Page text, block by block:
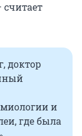
доктор
и
где была